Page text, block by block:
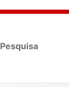
Pesquisa